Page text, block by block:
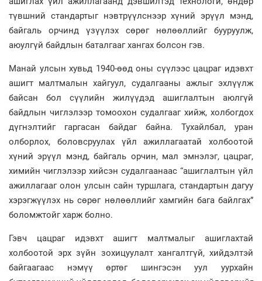
түвшний стандартыг нэвтрүүлснээр хүний эрүүл мэнд,
байгаль орчинд үзүүлэх сөрөг нөлөөллийг бууруулж,
аюулгүй байдлын баталгааг хангах болсон гэв.
Манай улсын хувьд 1940-өөд оны сүүлээс цацраг идэвхт
ашигт малтмалын хайгуул, судалгааны ажлыг эхлүүлж
байсан бол сүүлийн жилүүдэд ашиглалтын аюлгүй
байдлын чиглэлээр томоохон судалгааг хийж, холбогдох
дүгнэлтийг гаргасан байдаг байна. Тухайлбал, уран
олборлох, боловсруулах үйл ажиллагаатай холбоотой
хүний эрүүл мэнд, байгаль орчин, мал эмнэлэг, цацраг,
химийн чиглэлээр хийсэн судалгаанаас “ашиглалтын үйл
ажиллагааг олон улсын сайн туршлага, стандартын дагуу
хэрэгжүүлэх нь сөрөг нөлөөллийг хамгийн бага байлгах”
боломжтойг харж болно.
Гэвч цацраг идэвхт ашигт малтмалыг ашиглахтай
холбоотой эрх зүйн зохицуулалт хангалтгүй, хийдэлтэй
байгаагаас нэмүү өртөг шингэсэн уул уурхайн